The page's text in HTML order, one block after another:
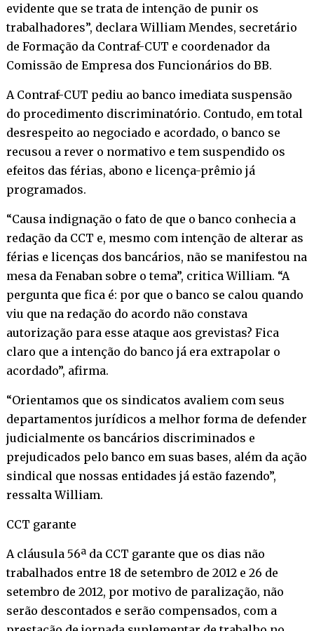
evidente que se trata de intenção de punir os
trabalhadores”, declara William Mendes, secretário
de Formação da Contraf-CUT e coordenador da
Comissão de Empresa dos Funcionários do BB.
A Contraf-CUT pediu ao banco imediata suspensão
do procedimento discriminatório. Contudo, em total
desrespeito ao negociado e acordado, o banco se
recusou a rever o normativo e tem suspendido os
efeitos das férias, abono e licença-prêmio já
programados.
“Causa indignação o fato de que o banco conhecia a
redação da CCT e, mesmo com intenção de alterar as
férias e licenças dos bancários, não se manifestou na
mesa da Fenaban sobre o tema”, critica William. “A
pergunta que fica é: por que o banco se calou quando
viu que na redação do acordo não constava
autorização para esse ataque aos grevistas? Fica
claro que a intenção do banco já era extrapolar o
acordado”, afirma.
“Orientamos que os sindicatos avaliem com seus
departamentos jurídicos a melhor forma de defender
judicialmente os bancários discriminados e
prejudicados pelo banco em suas bases, além da ação
sindical que nossas entidades já estão fazendo”,
ressalta William.
CCT garante
A cláusula 56ª da CCT garante que os dias não
trabalhados entre 18 de setembro de 2012 e 26 de
setembro de 2012, por motivo de paralização, não
serão descontados e serão compensados, com a